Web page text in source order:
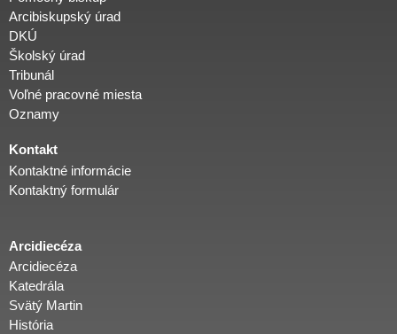
Arcibiskupský úrad
DKÚ
Školský úrad
Tribunál
Voľné pracovné miesta
Oznamy
Kontakt
Kontaktné informácie
Kontaktný formulár
Arcidiecéza
Arcidiecéza
Katedrála
Svätý Martin
História